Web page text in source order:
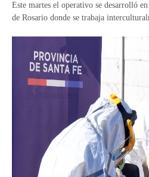
Este martes el operativo se desarrolló
de Rosario donde se trabaja